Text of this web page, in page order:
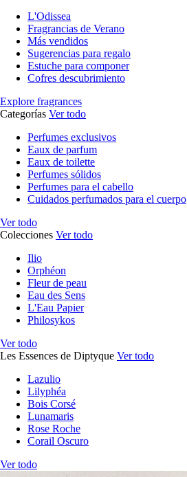
L'Odissea
Fragrancias de Verano
Más vendidos
Sugerencias para regalo
Estuche para componer
Cofres descubrimiento
Explore fragrances
Categorías Ver todo
Perfumes exclusivos
Eaux de parfum
Eaux de toilette
Perfumes sólidos
Perfumes para el cabello
Cuidados perfumados para el cuerpo
Ver todo
Colecciones Ver todo
Ilio
Orphéon
Fleur de peau
Eau des Sens
L'Eau Papier
Philosykos
Ver todo
Les Essences de Diptyque Ver todo
Lazulio
Lilyphéa
Bois Corsé
Lunamaris
Rose Roche
Corail Oscuro
Ver todo